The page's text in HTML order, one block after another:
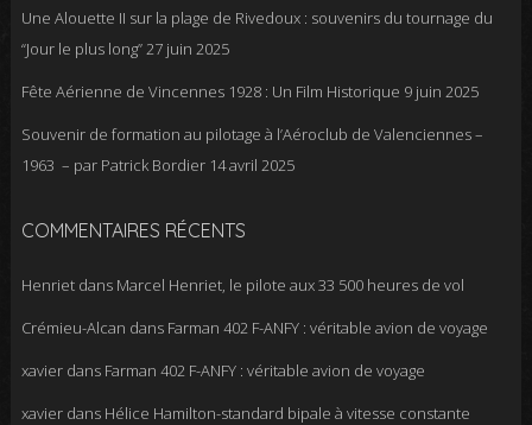
Une Alouette II sur la plage de Rivedoux : souvenirs du tournage du
“Jour le plus long”27 juin 2025
Fête Aérienne de Vincennes 1928 : Un Film Historique 9 juin 2025
Souvenir de formation au pilotage à l’Aéroclub de Valenciennes –
1963 – par Patrick Bordier 14 avril 2025
COMMENTAIRES RÉCENTS
Henrietdans Marcel Henriet, le pilote aux 33 500 heures de vol
Crémieu-Alcan dans Farman 402 F-ANFY : véritable avion de voyage
xavierdans Farman 402 F-ANFY : véritable avion de voyage
xavierdans Hélice Hamilton-standard bipale à vitesse constante